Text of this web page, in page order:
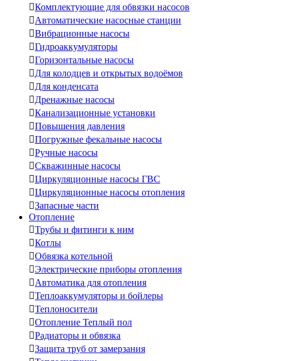
Комплектующие для обвязки насосов
Автоматические насосные станции
Вибрационные насосы
Гидроаккумуляторы
Горизонтальные насосы
Для колодцев и открытых водоёмов
Для конденсата
Дренажные насосы
Канализационные установки
Повышения давления
Погружные фекальные насосы
Ручные насосы
Скважинные насосы
Циркуляционные насосы ГВС
Циркуляционные насосы отопления
Запасные части
Отопление
Трубы и фитинги к ним
Котлы
Обвязка котельной
Электрические приборы отопления
Автоматика для отопления
Теплоаккумуляторы и бойлеры
Теплоносители
Отопление Теплый пол
Радиаторы и обвязка
Защита труб от замерзания